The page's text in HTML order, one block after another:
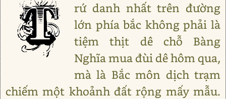
rứ danh nhất trên đường
lớn phía bắc không phải là
tiệm thịt dê chỗ Bàng
Nghĩa mua đùi dê hôm qua,
mà là Bắc môn dịch trạm
chiếm một khoảnh đất rộng mấy mẫu.